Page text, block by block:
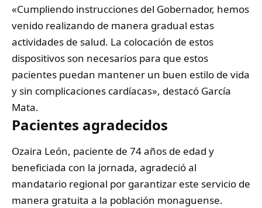
«Cumpliendo instrucciones del Gobernador, hemos
venido realizando de manera gradual estas
actividades de salud. La colocación de estos
dispositivos son necesarios para que estos
pacientes puedan mantener un buen estilo de vida
y sin complicaciones cardíacas», destacó García
Mata.
Pacientes agradecidos
Ozaira León, paciente de 74 años de edad y
beneficiada con la jornada, agradeció al
mandatario regional por garantizar este servicio de
manera gratuita a la población monaguense.